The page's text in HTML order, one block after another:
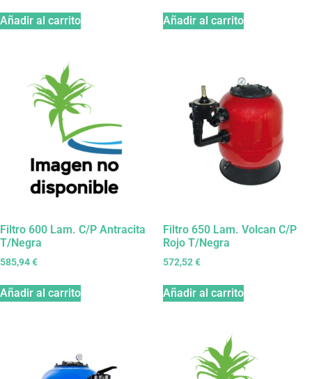
Añadir al carrito Añadir al carrito
Filtro 600 Lam. C/P Antracita
T/Negra
585,94€
Añadir al carrito
Filtro 650 Lam. Volcan C/P
Rojo T/Negra
572,52€
Añadir al carrito